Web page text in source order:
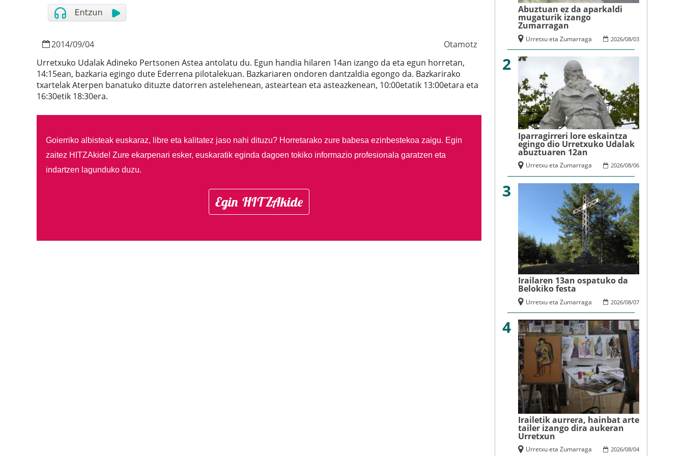
2014/09/04
Otamotz
Urretxuko Udalak Adineko Pertsonen Astea antolatu du. Egun handia hilaren 14an izango da eta egun horretan,
14:15ean, bazkaria egingo dute Ederrena pilotalekuan. Bazkariaren ondoren dantzaldia egongo da. Bazkarirako
txartelak Aterpen banatuko dituzte datorren astelehenean, asteartean eta asteazkenean, 10:00etatik 13:00etara eta
16:30etik 18:30era.
Goierriko albisteak euskaraz, libre eta kalitatez jaso nahi dituzu? Horretarako zure babesa ezinbestekoa zaigu. Egin
zaitez HITZAkide! Zure ekarpenari esker, euskaratik eginda dagoen tokiko informazio profesionala garatzen eta
indartzen lagunduko duzu.
Egin HITZAkide
Abuztuan ez da aparkaldi
mugaturik izango
Zumarragan
2026/08/03
Urretxu eta Zumarraga
2
Iparragirreri lore eskaintza
egingo dio Urretxuko Udalak
abuztuaren 12an
2026/08/06
Urretxu eta Zumarraga
3
Irailaren 13an ospatuko da
Belokiko festa
2026/08/07
Urretxu eta Zumarraga
4
Irailetik aurrera, hainbat arte
tailer izango dira aukeran
Urretxun
2026/08/04
Urretxu eta Zumarraga